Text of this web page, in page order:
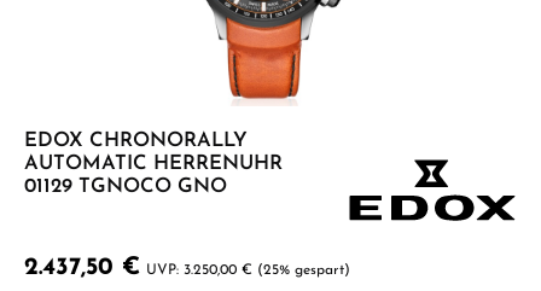
EDOX CHRONORALLY
AUTOMATIC HERRENUHR
01129 TGNOCO GNO
2.437,50 € 3.250,00 € (25% gespart)